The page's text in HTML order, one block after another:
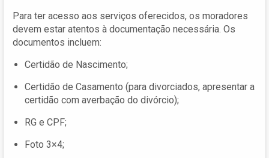
Para ter acesso aos serviços oferecidos, os moradores
devem estar atentos à documentação necessária. Os
documentos incluem:
Certidão de Nascimento;
Certidão de Casamento (para divorciados, apresentar a
certidão com averbação do divórcio);
RG e CPF;
Foto 3×4;